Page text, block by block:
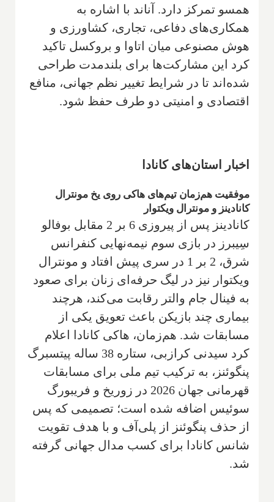
همسو تمرکز دارد. آناند با اشاره به
همکاری‌های دفاعی، تجاری، کشاورزی و
هوش مصنوعی میان اتاوا و بروکسل تاکید
کرد این مشارکت‌ها برای بلندمدت طراحی
شده‌اند تا در شرایط تغییر نظم جهانی، منافع
اقتصادی و امنیتی دو طرف حفظ شود.
اخبار استان‌های کانادا
موفقیت هم‌زمان تیم‌های هاکی روی یخ مونترال
کانادینز و مونترال ویکتوار
کانادینز پس از پیروزی 6 بر 2 مقابل بوفالو
سِیبرز در بازی سوم نیمه‌نهایی کنفرانس
شرق، 2 بر 1 در سری پیش افتاد و مونترال
ویکتوار نیز در لیگ حرفه‌ای زنان برای صعود
به فینال جام والتر رقابت می‌کند، هرچند
بیماری چند بازیکن باعث تعویق یکی از
مسابقات شد. هم‌زمان، هاکی کانادا اعلام
کرد سیدنی کرازبی، ستاره 38 ساله پیتسبرگ
پنگوئنز، به ترکیب تیم ملی برای مسابقات
قهرمانی جهان 2026 در زوریخ و فریبورگ
سوئیس اضافه شده است؛ تصمیمی که پس
از حذف پنگوئنز از پلی‌آف و با هدف تقویت
شانس کانادا برای کسب مدال جهانی گرفته
شد.